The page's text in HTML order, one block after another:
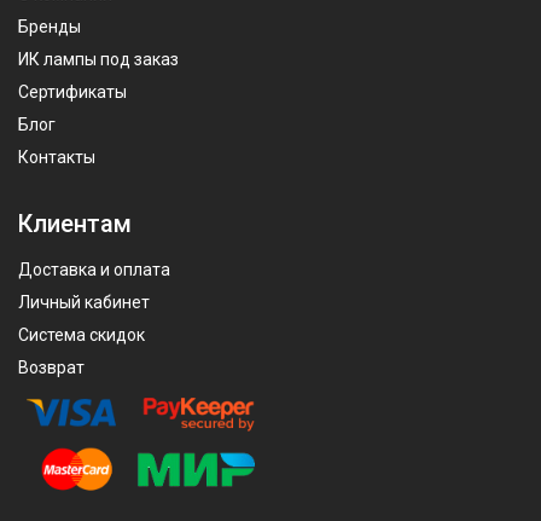
Бренды
ИК лампы под заказ
Сертификаты
Блог
Контакты
Клиентам
Доставка и оплата
Личный кабинет
Система скидок
Возврат